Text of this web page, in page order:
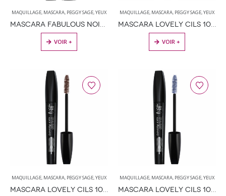
MAQUILLAGE, MASCARA, PEGGY SAGE,YEUX
MASCARA FABULOUS NOIR 8.5ML
VOIR +
MAQUILLAGE, MASCARA, PEGGY SAGE,YEUX
MASCARA LOVELY CILS 10ML
VOIR +
MAQUILLAGE, MASCARA, PEGGY SAGE,YEUX
MASCARA LOVELY CILS 10ML HAVANE
MAQUILLAGE, MASCARA, PEGGY SAGE,YEUX
MASCARA LOVELY CILS 10ML NUIT